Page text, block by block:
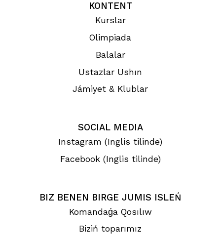
KONTENT
Kurslar
Olimpiada
Balalar
Ustazlar Ushın
Jámiyet & Klublar
SOCIAL MEDIA
Instagram (Inglis tilinde)
Facebook (Inglis tilinde)
BIZ BENEN BIRGE JUMIS ISLEŃ
Komandaǵa Qosılıw
Biziń toparımız